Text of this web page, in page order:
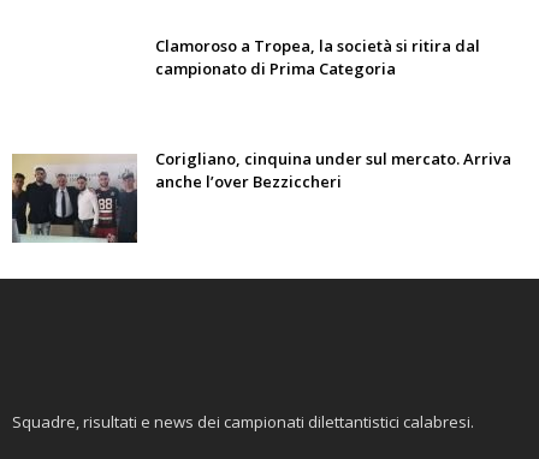
Clamoroso a Tropea, la società si ritira dal
campionato di Prima Categoria
Corigliano, cinquina under sul mercato. Arriva
anche l’over Bezziccheri
Squadre, risultati e news dei campionati dilettantistici calabresi.